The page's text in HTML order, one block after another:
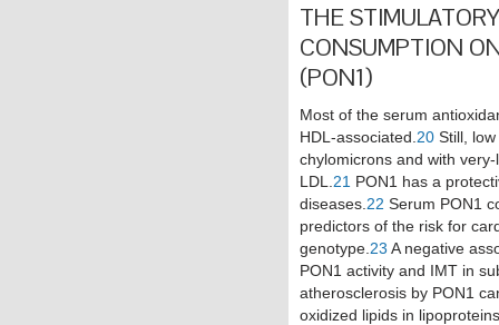
THE
CONSUMPTION
(PON1)
Most of the serum
HDL-associated. 20 Still,
chylomicrons and with
LDL. 21 PON1 has a
diseases. 22 Serum PON1
predictors of the risk for
genotype. 23 A negative
PON1 activity and IMT in
atherosclerosis by PON1
oxidized lipids in